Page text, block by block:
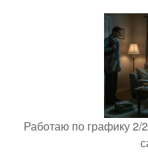
Работаю по графику 2/